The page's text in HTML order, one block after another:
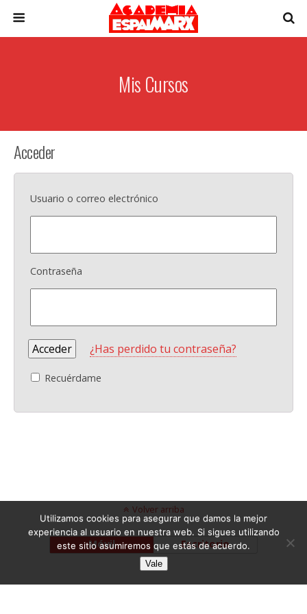
Mis Cursos
Acceder
Usuario o correo electrónico
Contraseña
¿Has perdido tu contraseña?
Recuérdame
Volver arriba
Móvil Escritorio
Utilizamos cookies para asegurar que damos la mejor
experiencia al usuario en nuestra web. Si sigues utilizando
este sitio asumiremos que estás de acuerdo.
Vale